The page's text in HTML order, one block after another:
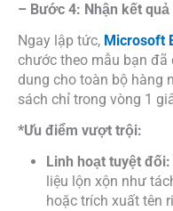
– Bước 4: Nhận kết
Ngay lập tức, Microsoft
chước theo mẫu bạn đã
dung cho toàn bộ hàng
sách chỉ trong vòng 1
*Ưu điểm vượt trội:
Linh hoạt tuyệt đối:
liệu lộn xộn như
hoặc trích xuất tên